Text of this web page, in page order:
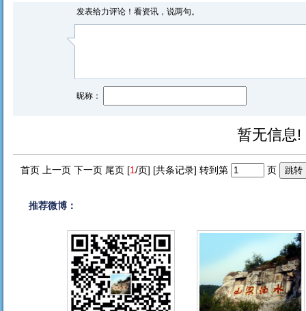
发表给力评论！看资讯，说两句。
昵称：
暂无信息!
首页 上一页 下一页 尾页 [1/页] [共条记录] 转到第 页
推荐微博：